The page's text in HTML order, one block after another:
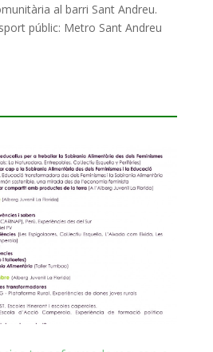
al barri Sant Andreu.
públic: Metro Sant Andreu